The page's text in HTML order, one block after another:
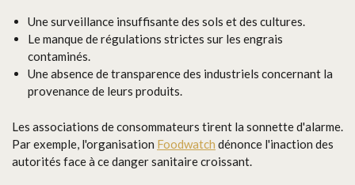
Une surveillance insuffisante des sols et des cultures.
Le manque de régulations strictes sur les engrais
contaminés.
Une absence de transparence des industriels concernant la
provenance de leurs produits.
Les associations de consommateurs tirent la sonnette d'alarme.
Par exemple, l'organisation Foodwatch dénonce l'inaction des
autorités face à ce danger sanitaire croissant.